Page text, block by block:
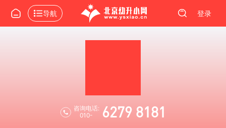
导航 登录
咨询电话:
010-
6279 8181